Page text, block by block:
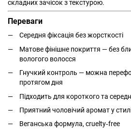
складних зачісок з текстурою.
Переваги
Середня фіксація без жорсткості
Матове фінішне покриття — без
вологого волосся
Гнучкий контроль — можна
протягом дня
Підходить для короткого та
Приятний чоловічий аромат у
Веганська формула, cruelty‑free